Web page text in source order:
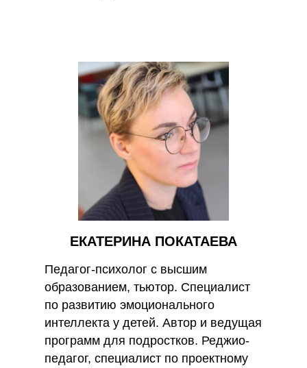
ЕКАТЕРИНА ПОКАТАЕВА
Педагог-психолог с высшим
образованием, тьютор. Специалист
по развитию эмоционального
интеллекта у детей. Автор и ведущая
программ для подростков. Реджио-
педагог, специалист по проектному